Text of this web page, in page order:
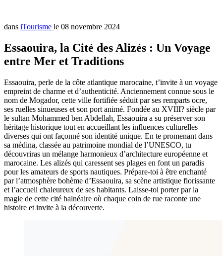
dans iTourisme le 08 novembre 2024
Essaouira, la Cité des Alizés : Un Voyage
entre Mer et Traditions
Essaouira, perle de la côte atlantique marocaine, t’invite à un voyage
empreint de charme et d’authenticité. Anciennement connue sous le
nom de Mogador, cette ville fortifiée séduit par ses remparts ocre,
ses ruelles sinueuses et son port animé. Fondée au XVIII? siècle par
le sultan Mohammed ben Abdellah, Essaouira a su préserver son
héritage historique tout en accueillant les influences culturelles
diverses qui ont façonné son identité unique. En te promenant dans
sa médina, classée au patrimoine mondial de l’UNESCO, tu
découvriras un mélange harmonieux d’architecture européenne et
marocaine. Les alizés qui caressent ses plages en font un paradis
pour les amateurs de sports nautiques. Prépare-toi à être enchanté
par l’atmosphère bohème d’Essaouira, sa scène artistique florissante
et l’accueil chaleureux de ses habitants. Laisse-toi porter par la
magie de cette cité balnéaire où chaque coin de rue raconte une
histoire et invite à la découverte.